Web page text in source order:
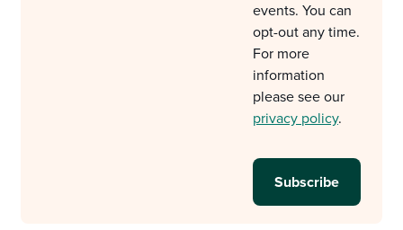
events. You can
opt-out any time.
For more
information
please see our
privacy policy.